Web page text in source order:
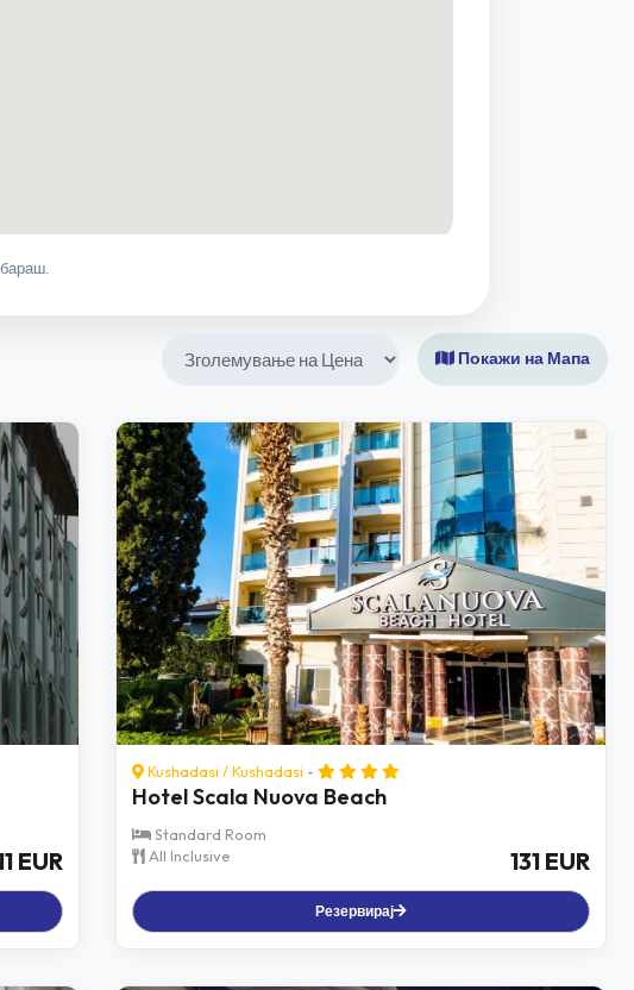
Покажи на Мапа
EUR
Kushadasi /Kushadasi -
Hotel Scala Nuova Beach
Standard Room
All Inclusive
131 EUR
Резервирај